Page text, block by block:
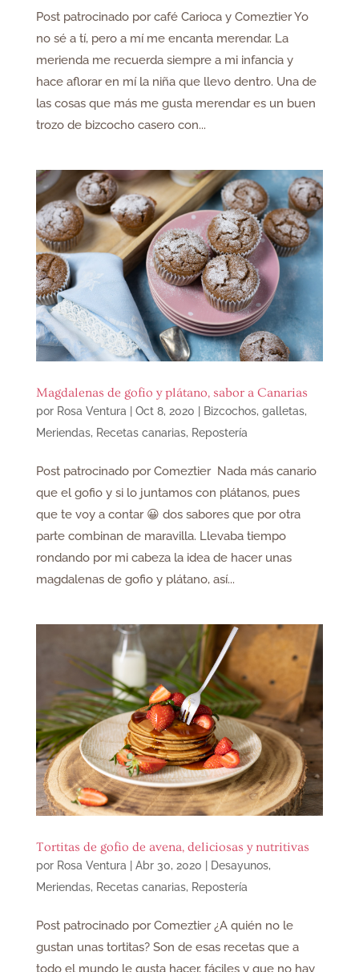
Post patrocinado por café Carioca y Comeztier Yo
no sé a tí, pero a mí me encanta merendar. La
merienda me recuerda siempre a mi infancia y
hace aflorar en mí la niña que llevo dentro. Una de
las cosas que más me gusta merendar es un buen
trozo de bizcocho casero con...
Magdalenas de gofio y plátano, sabor a Canarias
por Rosa Ventura Oct 8, 2020 Bizcochos, galletas,
Meriendas, Recetas canarias, Repostería
Post patrocinado por Comeztier Nada más canario
que el gofio y si lo juntamos con plátanos, pues
que te voy a contar 😀 dos sabores que por otra
parte combinan de maravilla. Llevaba tiempo
rondando por mi cabeza la idea de hacer unas
magdalenas de gofio y plátano, así...
Tortitas de gofio de avena, deliciosas y nutritivas
por Rosa Ventura Abr 30, 2020 Desayunos,
Meriendas, Recetas canarias, Repostería
Post patrocinado por Comeztier ¿A quién no le
gustan unas tortitas? Son de esas recetas que a
todo el mundo le gusta hacer, fáciles y que no hay